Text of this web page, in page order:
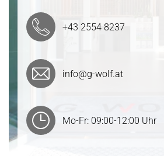
+43 2554 8237
info@g-wolf.at
Mo-Fr: 09:00-12:00 Uhr